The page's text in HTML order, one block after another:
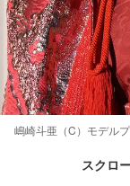
嶋崎斗亜（C）モデル
スクロ